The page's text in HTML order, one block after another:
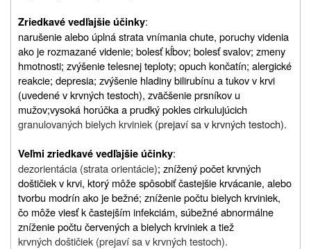
Zriedkavé vedľajšie účinky:
narušenie alebo úplná strata vnímania chute, poruchy videnia
ako je rozmazané videnie; bolesť kĺbov; bolesť svalov; zmeny
hmotnosti; zvýšenie telesnej teploty; opuch končatín; alergické
reakcie; depresia; zvýšenie hladiny bilirubínu a tukov v krvi
(uvedené v krvných testoch), zväčšenie prsníkov u
mužov;vysoká horúčka a prudký pokles cirkulujúcich
granulovaných bielych krviniek (prejaví sa v krvných testoch).
Veľmi zriedkavé vedľajšie účinky:
dezorientácia (strata orientácie); znížený počet krvných
doštičiek v krvi, ktorý môže spôsobiť častejšie krvácanie, alebo
tvorbu modrín ako je bežné; zníženie počtu bielych krviniek,
čo môže viesť k častejším infekciám, súbežné abnormálne
zníženie počtu červených a bielych krviniek a tiež
krvných doštičiek (prejaví sa v krvných testoch).